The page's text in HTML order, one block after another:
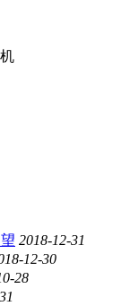
2018-12-31
12-30
28